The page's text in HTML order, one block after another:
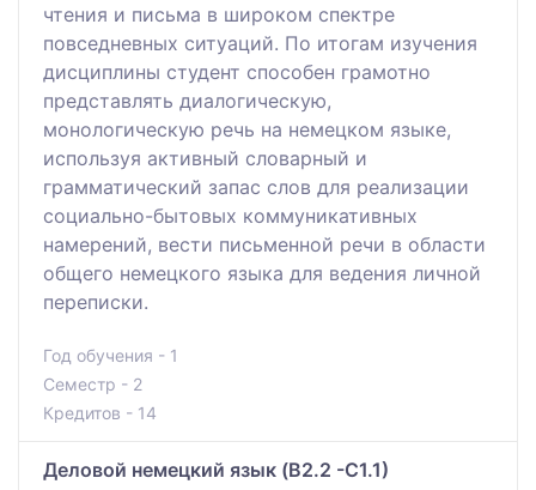
чтения и письма в широком спектре
повседневных ситуаций. По итогам изучения
дисциплины студент способен грамотно
представлять диалогическую,
монологическую речь на немецком языке,
используя активный словарный и
грамматический запас слов для реализации
социально-бытовых коммуникативных
намерений, вести письменной речи в области
общего немецкого языка для ведения личной
переписки.
Год обучения - 1
Семестр - 2
Кредитов - 14
Деловой немецкий язык (B2.2 -С1.1)